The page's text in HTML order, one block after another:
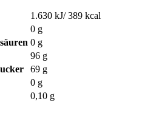
1.630 kJ/ 389 kcal
0 g
0 g
96 g
69 g
0 g
0,10 g